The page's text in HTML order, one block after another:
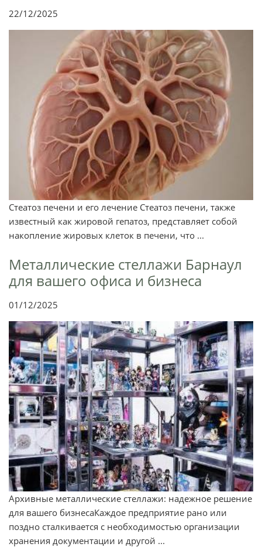
22/12/2025
Стеатоз печени и его лечение Стеатоз печени, также
известный как жировой гепатоз, представляет собой
накопление жировых клеток в печени, что ...
Металлические стеллажи Барнаул
для вашего офиса и бизнеса
01/12/2025
Архивные металлические стеллажи: надежное решение
для вашего бизнесаКаждое предприятие рано или
поздно сталкивается с необходимостью организации
хранения документации и другой ...